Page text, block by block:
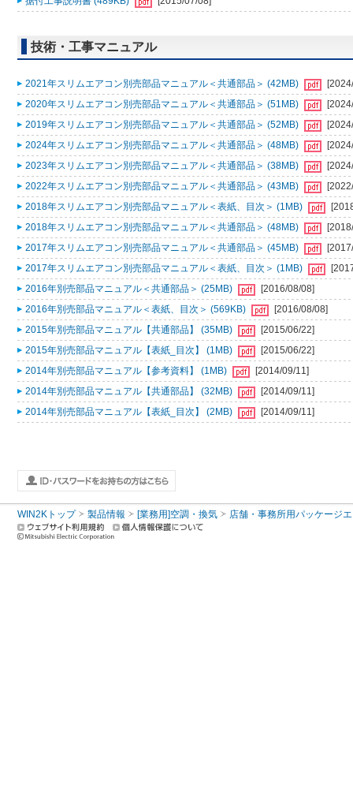
技術・工事マニュアル
2021年スリムエアコン別売部品マニュアル＜共通部品＞ (42MB)
2020年スリムエアコン別売部品マニュアル＜共通部品＞ (51MB)
2019年スリムエアコン別売部品マニュアル＜共通部品＞ (52MB)
2024年スリムエアコン別売部品マニュアル＜共通部品＞ (48MB)
2023年スリムエアコン別売部品マニュアル＜共通部品＞ (38MB)
2022年スリムエアコン別売部品マニュアル＜共通部品＞ (43MB)
2018年スリムエアコン別売部品マニュアル＜表紙、目次＞ (1MB)
2018年スリムエアコン別売部品マニュアル＜共通部品＞ (48MB)
2017年スリムエアコン別売部品マニュアル＜共通部品＞ (45MB)
2017年スリムエアコン別売部品マニュアル＜表紙、目次＞ (1MB)
2016年別売部品マニュアル＜共通部品＞ (25MB)
[2016/08/08]
2016年別売部品マニュアル＜表紙、目次＞ (569KB)
[2016/08/08]
2015年別売部品マニュアル【共通部品】 (35MB)
[2015/06/22]
2015年別売部品マニュアル【表紙_目次】 (1MB)
[2015/06/22]
2014年別売部品マニュアル【参考資料】 (1MB)
[2014/09/11]
2014年別売部品マニュアル【共通部品】 (32MB)
[2014/09/11]
2014年別売部品マニュアル【表紙_目次】 (2MB)
[2014/09/11]
WIN2Kトップ 製品情報 [業務用]空調・換気 店舗・事務所用パッケージ